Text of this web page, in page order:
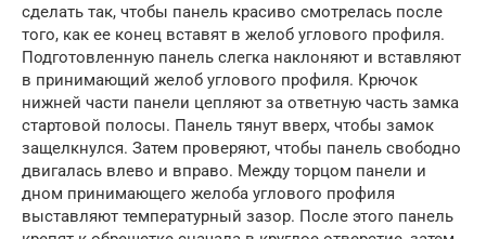
сделать так, чтобы панель красиво смотрелась после
того, как ее конец вставят в желоб углового профиля.
Подготовленную панель слегка наклоняют и вставляют
в принимающий желоб углового профиля. Крючок
нижней части панели цепляют за ответную часть замка
стартовой полосы. Панель тянут вверх, чтобы замок
защелкнулся. Затем проверяют, чтобы панель свободно
двигалась влево и вправо. Между торцом панели и
дном принимающего желоба углового профиля
выставляют температурный зазор. После этого панель